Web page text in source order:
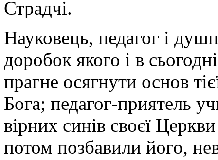
Страдчі.
Науковець, педагог і
доробок якого і в
прагне осягнути основ
Бога; педагог-приятель
вірних синів своєї
потом позбавили його,